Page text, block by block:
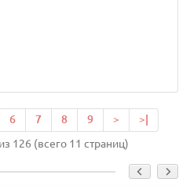
6 7 8 9 >
>|
126 (всего 11 страниц)